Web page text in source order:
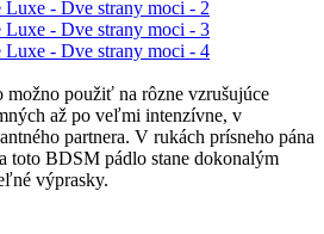
použiť na rôzne vzrušujúce
až po veľmi intenzívne, v
partnera. V rukách prísneho pána
toto BDSM pádlo stane dokonalým
výprasky.